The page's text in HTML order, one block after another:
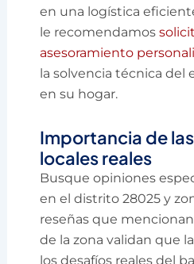
en una logística
le recomendamos
asesoramiento
la solvencia técnica del
en su hogar.
Importancia de
locales reales
Busque opiniones
en el distrito 28025 y
reseñas que
de la zona validan que
los desafíos reales del